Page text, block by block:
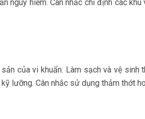
nguy hiểm. Cân nhắc chỉ định các
của vi khuẩn. Làm sạch và vệ
lưỡng. Cân nhắc sử dụng thảm thớt